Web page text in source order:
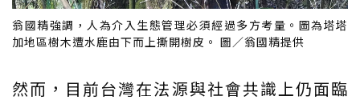
翁國精強調，人為介入生態管理必須經過多方考量。圖為塔塔
加地區樹木遭水鹿由下而上撕開樹皮。 圖／翁國精提供
然而，目前台灣在法源與社會共識上仍面臨